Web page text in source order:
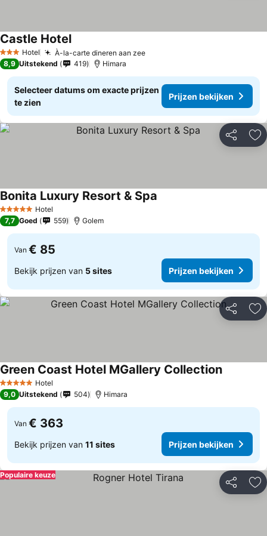
3 SterrenHotel À-la-carte dineren aan zee
Castle Hotel
8,9 Uitstekend 419 Himara
Selecteer datums om exacte prijzen
te zien
Prijzen bekijken
Delen
5 Sterren Hotel
Bonita Luxury Resort & Spa
7,7 Goed 559 Golem
Van € 85
Bekijk prijzen van 5 sites Prijzen bekijken
Delen
5 Sterren Hotel
Green Coast Hotel MGallery Collection
9,0 Uitstekend 504 Himara
Van € 363
Bekijk prijzen van 11 sites Prijzen bekijken
Delen
Populaire keuze